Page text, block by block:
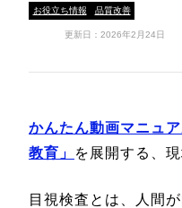
お役立ち情報 品質改善
更新日：2026年2月24日
かんたん動画マニュ
教育」
を展開する、
目視検査とは、人間